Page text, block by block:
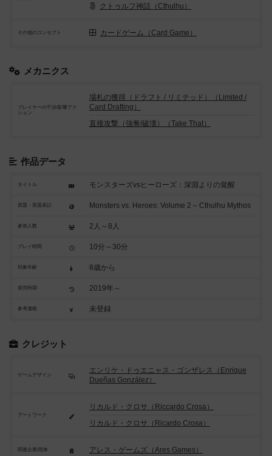
クトゥルフ神話（Cthulhu）
その他のコンセプト カードゲーム（Card Game）
メカニクス
プレイヤーの干渉/影響アク
ション
場札の獲得（ドラフト / リミテッド）（Limited /
Card Drafting）
直接攻撃（強奪/破壊）（Take That）
作品データ
タイトル モンスターズvsヒーローズ：深淵よりの覚醒
原題・英題表記 Monsters vs. Heroes: Volume 2 – Cthulhu Mythos
参加人数 2人～8人
プレイ時間 10分～30分
対象年齢 8歳から
発売時期 2019年～
参考価格 未登録
クレジット
ゲームデザイン
エンリケ・ドゥエニャス・ゴンザレス（Enrique
Dueñas González）
アートワーク
リカルド・クロサ（Riccardo Crosa）
リカルド・クロサ（Ricardo Crosa）
関連企業/団体 アレス・ゲームズ（Ares Games）